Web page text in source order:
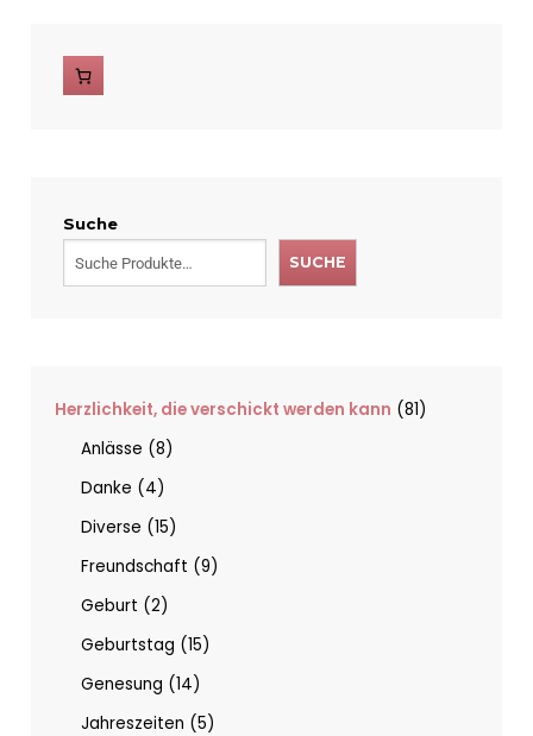
Suche
SUCHE
Herzlichkeit, die verschickt werden kann
81
Anlässe
8
Danke
4
Diverse
15
Freundschaft
9
Geburt
2
Geburtstag
15
Genesung
14
Jahreszeiten
5